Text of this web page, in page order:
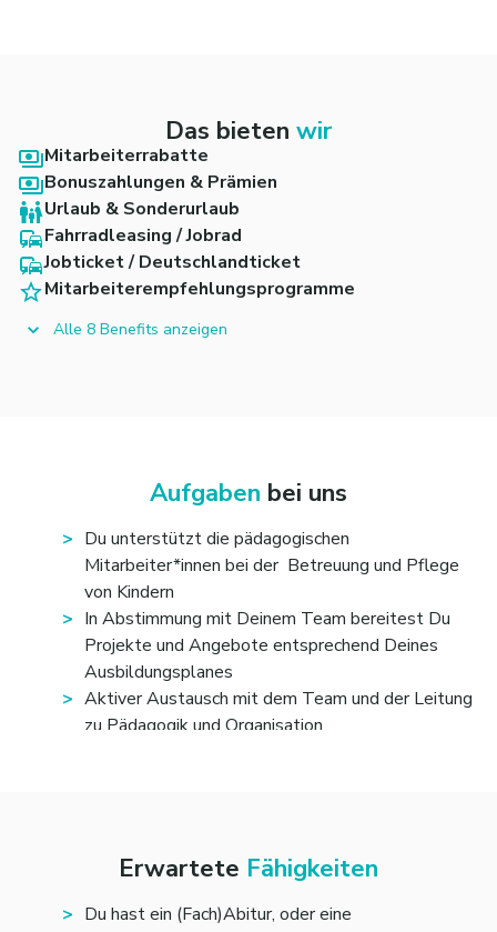
Das bieten wir
Mitarbeiterrabatte
Bonuszahlungen & Prämien
Urlaub & Sonderurlaub
Fahrradleasing / Jobrad
Jobticket / Deutschlandticket
Mitarbeiterempfehlungsprogramme
Alle 8 Benefits anzeigen
Aufgaben bei uns
Du unterstützt die pädagogischen
Mitarbeiter*innen bei der Betreuung und Pflege
von Kindern
In Abstimmung mit Deinem Team bereitest Du
Projekte und Angebote entsprechend Deines
Ausbildungsplanes
Aktiver Austausch mit dem Team und der Leitung
zu Pädagogik und Organisation
Erwartete Fähigkeiten
Du hast ein (Fach)Abitur, oder eine